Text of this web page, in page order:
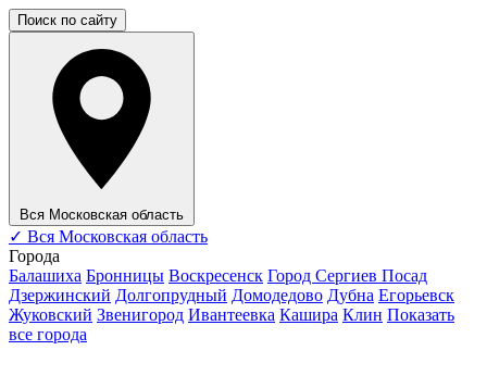
Поиск по сайту
Вся Московская область
✓ Вся Московская область
Города
Балашиха Бронницы Воскресенск Город Сергиев Посад
Дзержинский Долгопрудный Домодедово Дубна Егорьевск
Жуковский Звенигород Ивантеевка Кашира Клин Показать
все города